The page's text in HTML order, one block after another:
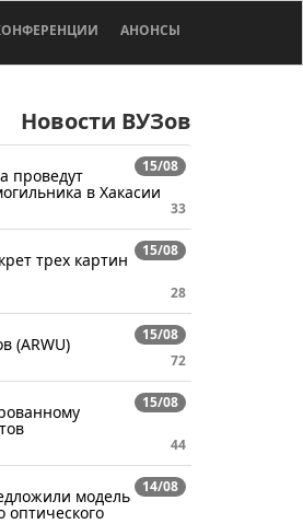
АНОНСЫ
Новости ВУЗов
15/08
проведут
в Хакасии
33
15/08
трех картин
28
15/08
(ARWU)
72
15/08
44
14/08
модель
оптического